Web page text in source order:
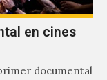
en cines
documental